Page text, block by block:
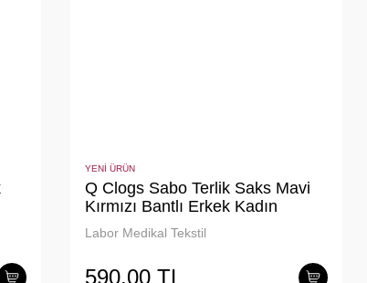
YENİ ÜRÜN
Q Clogs Sabo Terlik Saks Mavi
Kırmızı Bantlı Erkek Kadın
Labor Medikal Tekstil
590,00 TL